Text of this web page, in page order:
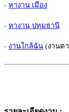
- หางาน เมือง
- หางาน ปทุมธานี
- งานใกล้ฉัน (งานต